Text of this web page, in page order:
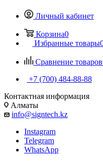
Личный кабинет
Корзина0
Избранные товары
Сравнение товаров
+7 (700) 484-88-88
Контактная информация
Алматы
info@signtech.kz
Instagram
Telegram
WhatsApp